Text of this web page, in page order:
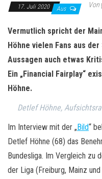
17. Juli 2020 Aus Von
Vermutlich spricht der
Höhne vielen Fans aus
Aussagen auch etwas
Ein „Financial Fairplay“
Höhne.
Detlef Höhne,
Im Interview mit der „Bild“
Detlef Höhne (68) das
Bundesliga. Im Vergleich zu
der Liga (Freiburg, Mainz